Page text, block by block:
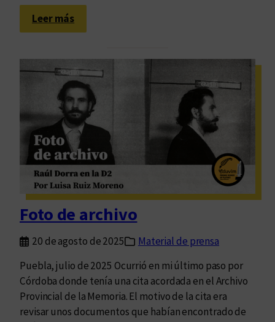
b
r
e
s
e
m
u
n
d
o
p
s
i
l
e
q
u
Leer más:
L
s
n
o
v
e
a
s
r
e
u
i
d
a
s
d
Foto de archivo
20 de agosto de 2025
Material de prensa
Puebla, julio de 2025 Ocurrió en mi último paso por
Córdoba donde tenía una cita acordada en el Archivo
Provincial de la Memoria. El motivo de la cita era
revisar unos documentos que habían encontrado de